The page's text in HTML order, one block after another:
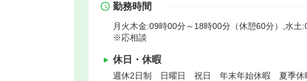
勤務時間
月火木金:09時00分～18時00分（休憩60分）,水土
※応相談
休日・休暇
週休2日制 日曜日 祝日 年末年始休暇 夏季休